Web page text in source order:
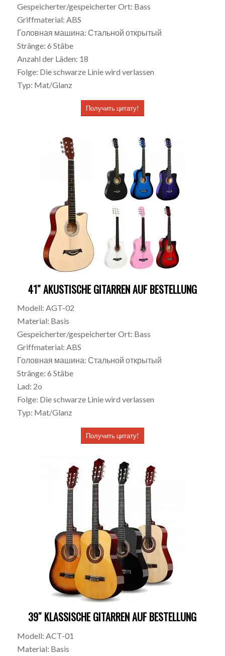
Gespeicherter/gespeicherter Ort: Bass
Griffmaterial: ABS
Головная машина: Стальной открытый
Stränge: 6 Stäbe
Anzahl der Läden: 18
Folge: Die schwarze Linie wird verlassen
Typ: Mat/Glanz
Получить цитату!
41″ AKUSTISCHE GITARREN AUF BESTELLUNG
Modell: AGT-02
Material: Basis
Gespeicherter/gespeicherter Ort: Bass
Griffmaterial: ABS
Головная машина: Стальной открытый
Stränge: 6 Stäbe
Lad: 2o
Folge: Die schwarze Linie wird verlassen
Typ: Mat/Glanz
Получить цитату!
39″ KLASSISCHE GITARREN AUF BESTELLUNG
Modell: ACT-01
Material: Basis